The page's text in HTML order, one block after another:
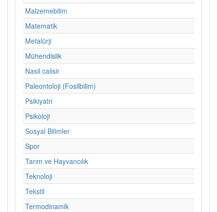
Malzemebilim
Matematik
Metalürji
Mühendislik
Nasil calisir
Paleontoloji (Fosilbilim)
Psikiyatri
Psikoloji
Sosyal Bilimler
Spor
Tarım ve Hayvancılık
Teknoloji
Tekstil
Termodinamik